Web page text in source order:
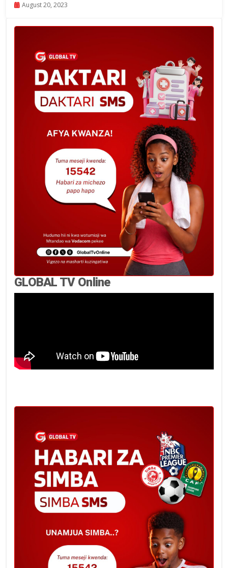
August 20, 2023
GLOBAL TV Online